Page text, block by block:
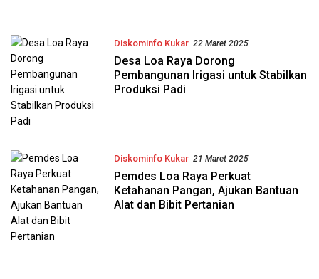
Diskominfo Kukar 22 Maret 2025
Desa Loa Raya Dorong
Pembangunan Irigasi untuk Stabilkan
Produksi Padi
Diskominfo Kukar 21 Maret 2025
Pemdes Loa Raya Perkuat
Ketahanan Pangan, Ajukan Bantuan
Alat dan Bibit Pertanian